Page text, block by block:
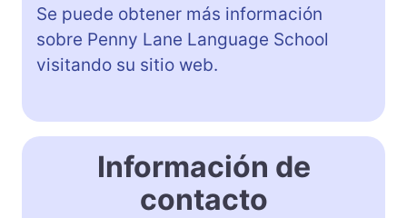
Se puede obtener más información
sobre Penny Lane Language School
visitando su sitio web.
Información de
contacto